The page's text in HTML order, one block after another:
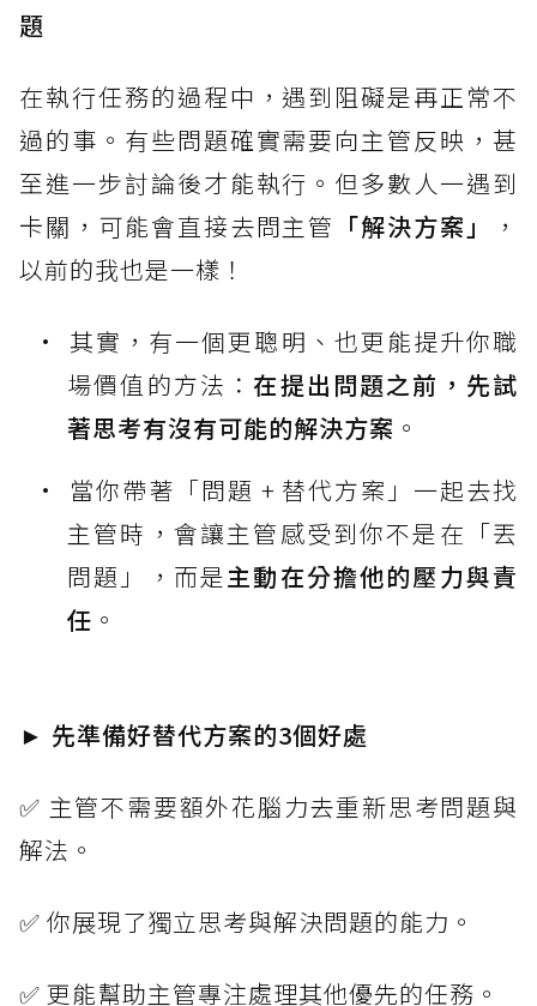
題
在執行任務的過程中，遇到阻礙是再正常不
過的事。有些問題確實需要向主管反映，甚
至進一步討論後才能執行。但多數人一遇到
卡關，可能會直接去問主管 「解決方案」
，
以前的我也是一樣！
其實，有一個更聰明、也更能提升你職
場價值的方法： 在提出問題之前，先試
著思考有沒有可能的解決方案 。
當你帶著「問題 + 替代方案」一起去找
主管時，會讓主管感受到你不是在「丟
問題」，而是主動在分擔他的壓力與責
任 。
► 先準備好替代方案的3個好處
✅ 主管不需要額外花腦力去重新思考問題與
解法。
✅ 你展現了獨立思考與解決問題的能力。
✅ 更能幫助主管專注處理其他優先的任務。